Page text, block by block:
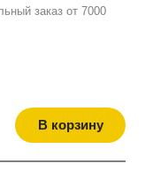
заказ от 7000
В корзину